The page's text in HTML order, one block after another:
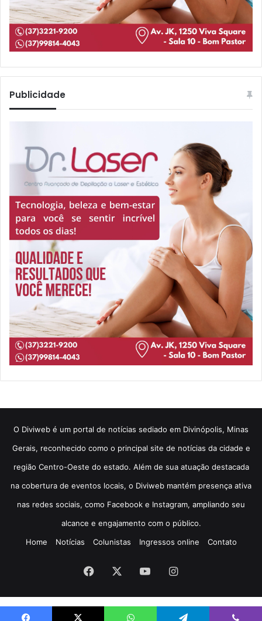
Publicidade
​O Diviweb é um portal de notícias sediado em Divinópolis, Minas
Gerais, reconhecido como o principal site de notícias da cidade e
região Centro-Oeste do estado. Além de sua atuação destacada
na cobertura de eventos locais, o Diviweb mantém presença ativa
nas redes sociais, como Facebook e Instagram, ampliando seu
alcance e engajamento com o público.
Home
Notícias Colunistas Ingressos online Contato
Facebook YouTubeInstagram